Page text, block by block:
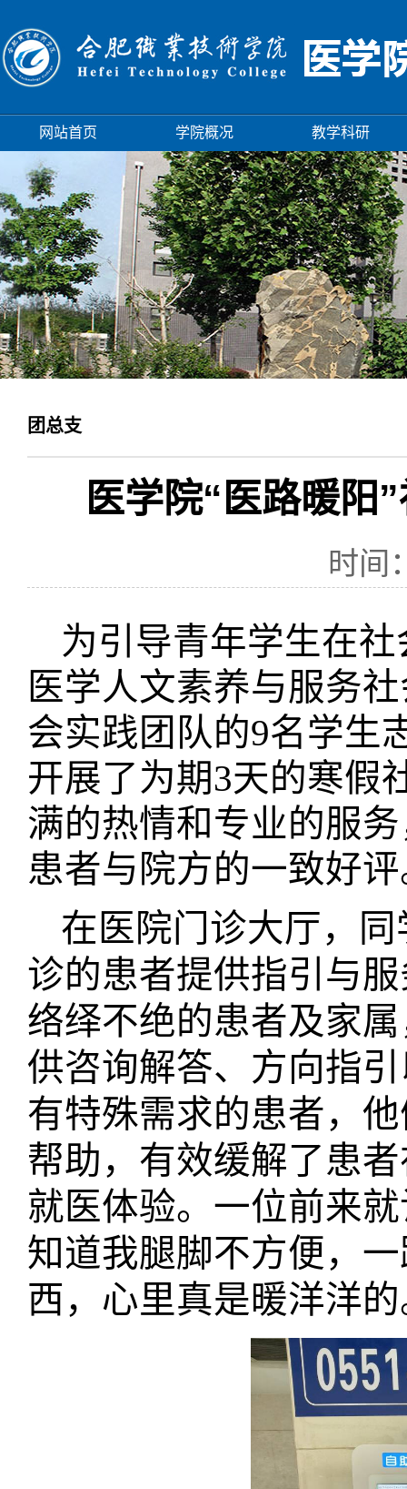
网站首页 学院概况 教学科研
团总支
医学院“医路暖阳
时间
为引导青年学生在
医学人文素养与服务
会实践团队的9名学生
开展了为期3天的寒假
满的热情和专业的服
患者与院方的一致好
在医院门诊大厅，
诊的患者提供指引与
络绎不绝的患者及家
供咨询解答、方向指
有特殊需求的患者，
帮助，有效缓解了患
就医体验。一位前来
知道我腿脚不方便，
西，心里真是暖洋洋